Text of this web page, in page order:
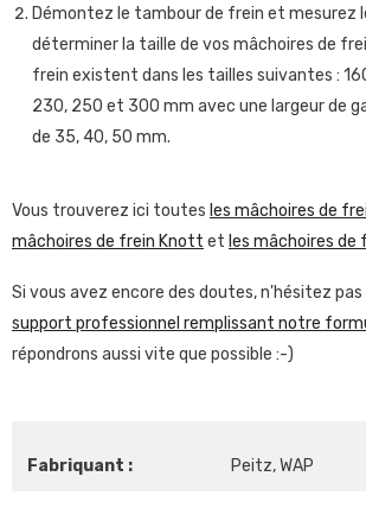
Démontez le tambour de frein et mesurez
déterminer la taille de vos mâchoires de
frein existent dans les tailles suivantes :
230, 250 et 300 mm avec une largeur de
de 35, 40, 50 mm.
Vous trouverez ici toutes les mâchoires de
mâchoires de frein Knott et les mâchoires de
Si vous avez encore des doutes, n'hésitez
support professionnel remplissant notre
répondrons aussi vite que possible :-)
Fabriquant : Peitz, WAP